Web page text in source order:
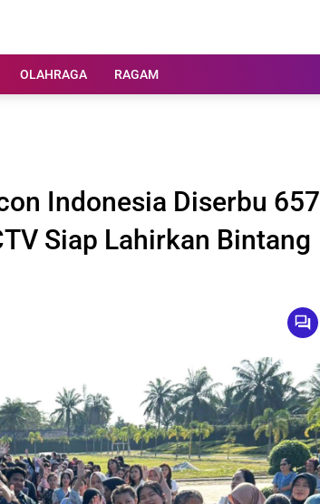
OLAHRAGA RAGAM
Indonesia Diserbu 657
Siap Lahirkan Bintang